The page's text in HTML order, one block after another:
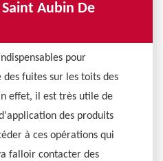
Aubin De
pour
des fuites sur les toits des
effet, il est très utile de
des produits
à ces opérations qui
falloir contacter des